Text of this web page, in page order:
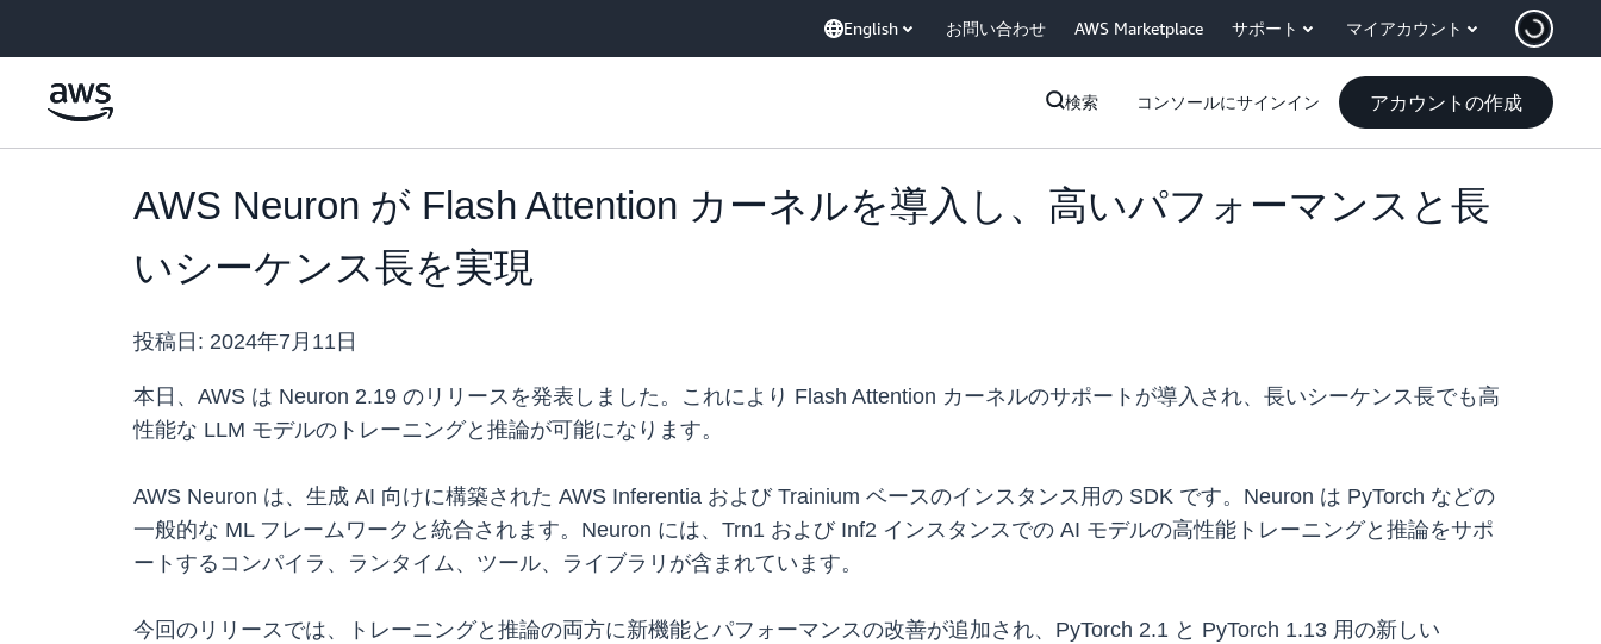
English お問い合わせ AWS Marketplace サポート マイアカウント
検索 コンソールにサインイン アカウントの作成
AWS Neuron が Flash Attention カーネルを導入し、高いパフォーマンスと長
いシーケンス長を実現
投稿日: 2024年7月11日
本日、AWS は Neuron 2.19 のリリースを発表しました。これにより Flash Attention カーネルのサポートが導入され、長いシーケンス長でも高
性能な LLM モデルのトレーニングと推論が可能になります。
AWS Neuron は、生成 AI 向けに構築された AWS Inferentia および Trainium ベースのインスタンス用の SDK です。Neuron は PyTorch などの
一般的な ML フレームワークと統合されます。Neuron には、Trn1 および Inf2 インスタンスでの AI モデルの高性能トレーニングと推論をサポ
ートするコンパイラ、ランタイム、ツール、ライブラリが含まれています。
今回のリリースでは、トレーニングと推論の両方に新機能とパフォーマンスの改善が追加され、PyTorch 2.1 と PyTorch 1.13 用の新しい